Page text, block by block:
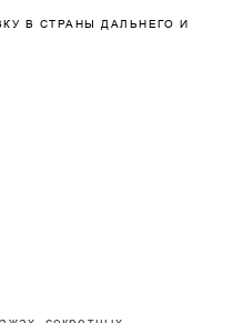
В СТРАНЫ ДАЛЬНЕГО И